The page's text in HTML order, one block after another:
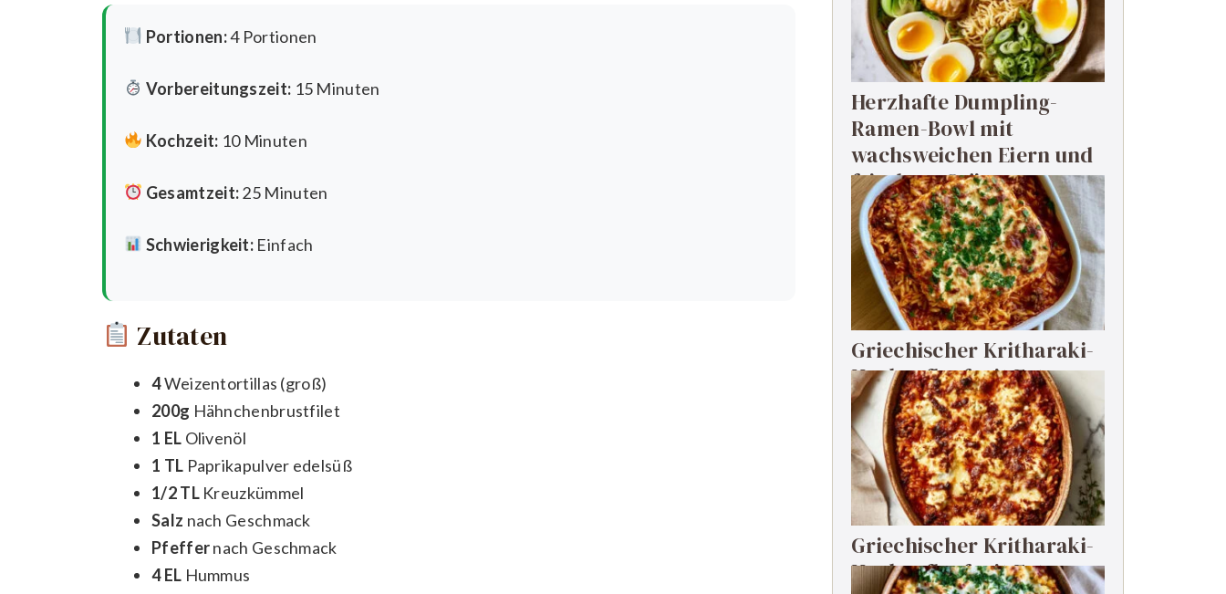
Portionen:4 Portionen
Vorbereitungszeit: 15 Minuten
Kochzeit: 10 Minuten
Gesamtzeit:25 Minuten
Schwierigkeit: Einfach
Zutaten
4Weizentortillas (groß)
200g Hähnchenbrustfilet
1 EL Olivenöl
1 TL Paprikapulver edelsüß
1/2 TLKreuzkümmel
Salz nach Geschmack
Pfeffernach Geschmack
4 EL Hummus
Herzhafte Dumpling-
Ramen-Bowl mit
wachsweichen Eiern und
frischem Grün
Griechischer Kritharaki-
Hackauflauf mit Feta
Griechischer Kritharaki-
Hackauflauf mit Feta